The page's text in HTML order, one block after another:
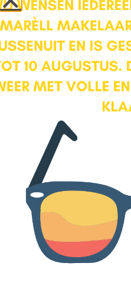
ramen die bijna tot op de grond
zorgt. Tevens beschikt deze
een volwaardige tweede
raampartij over de gehele
De badkamer is voorzien van
optimaal gebruik gemaakt van
strakke en luxe afwerking met
houtlooktegels geven tenslotte
Ligging
Roggeveenstraat 6 ligt aan de
van Amersfoort, in de wijk
zich in de afgelopen jaren flink
is daarmee ook een geliefde
snappen we! Met zicht op de